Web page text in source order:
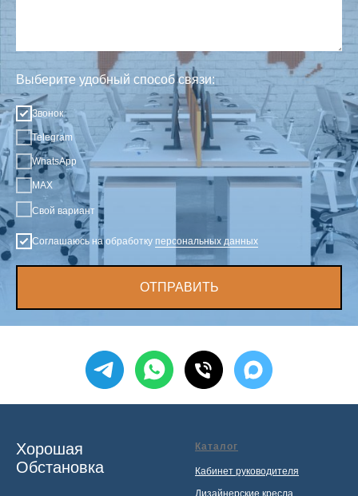
Выберите удобный способ связи:
Звонок
Telegram
WhatsApp
MAX
Свой вариант
Соглашаюсь на обработку персональных данных
ОТПРАВИТЬ
Хорошая
Обстановка
Каталог
Кабинет руководителя